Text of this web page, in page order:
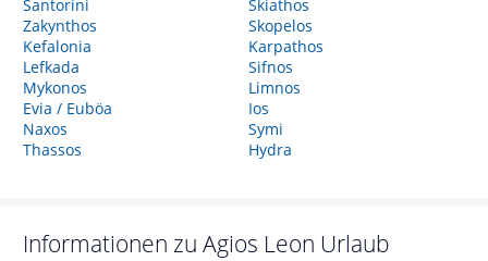
Santorini
Zakynthos
Kefalonia
Lefkada
Mykonos
Evia / Euböa
Naxos
Thassos
Skiathos
Skopelos
Karpathos
Sifnos
Limnos
Ios
Symi
Hydra
Informationen zu Agios Leon Urlaub